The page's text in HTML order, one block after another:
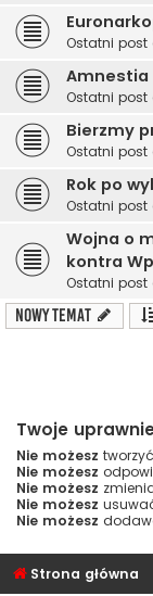
Ostatni post
Ostatni post
Bierzmy
Ostatni post
Rok po
Ostatni post
Wojna o
kontra
Ostatni post
NOWY TEMAT
Twoje
Nie możesz
Nie możesz
Nie możesz
Nie możesz
Nie możesz
Strona główna